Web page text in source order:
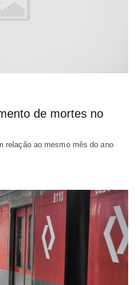
de mortes no
relação ao mesmo mês do ano